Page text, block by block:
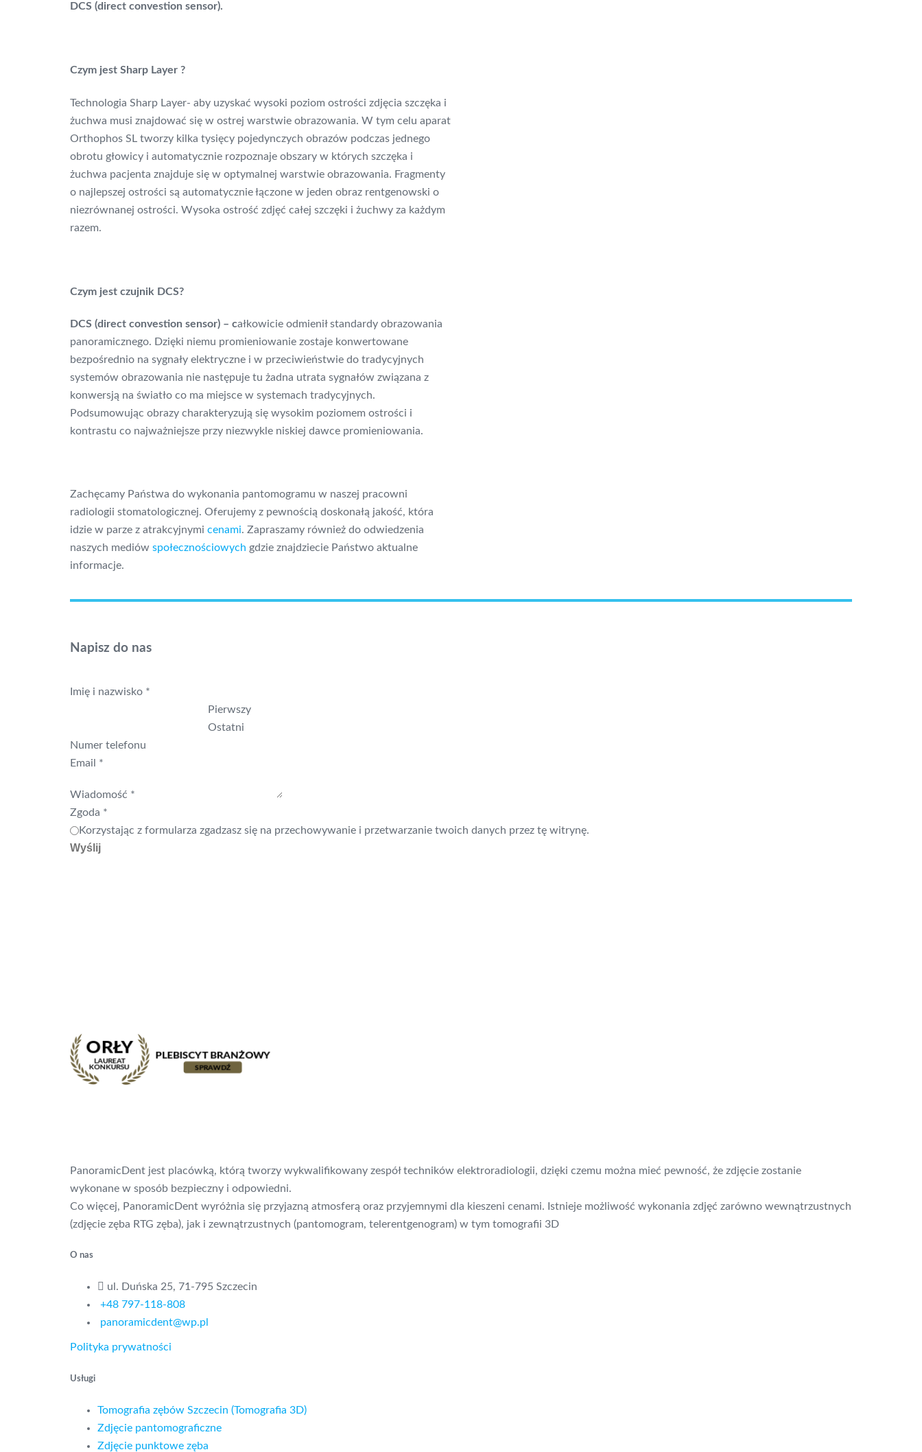
DCS (direct convestion sensor).
Czym jest Sharp Layer ?
Technologia Sharp Layer- aby uzyskać wysoki poziom ostrości zdjęcia szczęka i
żuchwa musi znajdować się w ostrej warstwie obrazowania. W tym celu aparat
Orthophos SL tworzy kilka tysięcy pojedynczych obrazów podczas jednego
obrotu głowicy i automatycznie rozpoznaje obszary w których szczęka i
żuchwa pacjenta znajduje się w optymalnej warstwie obrazowania. Fragmenty
o najlepszej ostrości są automatycznie łączone w jeden obraz rentgenowski o
niezrównanej ostrości. Wysoka ostrość zdjęć całej szczęki i żuchwy za każdym
razem.
Czym jest czujnik DCS?
DCS (direct convestion sensor) – całkowicie odmienił standardy obrazowania
panoramicznego. Dzięki niemu promieniowanie zostaje konwertowane
bezpośrednio na sygnały elektryczne i w przeciwieństwie do tradycyjnych
systemów obrazowania nie następuje tu żadna utrata sygnałów związana z
konwersją na światło co ma miejsce w systemach tradycyjnych.
Podsumowując obrazy charakteryzują się wysokim poziomem ostrości i
kontrastu co najważniejsze przy niezwykle niskiej dawce promieniowania.
Zachęcamy Państwa do wykonania pantomogramu w naszej pracowni
radiologii stomatologicznej. Oferujemy z pewnością doskonałą jakość, która
idzie w parze z atrakcyjnymi cenami. Zapraszamy również do odwiedzenia
naszych mediów społecznościowych gdzie znajdziecie Państwo aktualne
informacje.
Napisz do nas
Imię i nazwisko *
Pierwszy
Ostatni
Numer telefonu
Email *
Wiadomość *
Zgoda *
Korzystając z formularza zgadzasz się na przechowywanie i przetwarzanie twoich danych przez tę witrynę.
Wyślij
PanoramicDent jest placówką, którą tworzy wykwalifikowany zespół techników elektroradiologii, dzięki czemu można mieć pewność, że zdjęcie zostanie
wykonane w sposób bezpieczny i odpowiedni.
Co więcej, PanoramicDent wyróżnia się przyjazną atmosferą oraz przyjemnymi dla kieszeni cenami. Istnieje możliwość wykonania zdjęć zarówno wewnątrzustnych
(zdjęcie zęba RTG zęba), jak i zewnątrzustnych (pantomogram, telerentgenogram) w tym tomografii 3D
O nas
ul. Duńska 25, 71-795 Szczecin
+48 797-118-808
panoramicdent@wp.pl
Polityka prywatności
Usługi
Tomografia zębów Szczecin (Tomografia 3D)
Zdjęcie pantomograficzne
Zdjęcie punktowe zęba